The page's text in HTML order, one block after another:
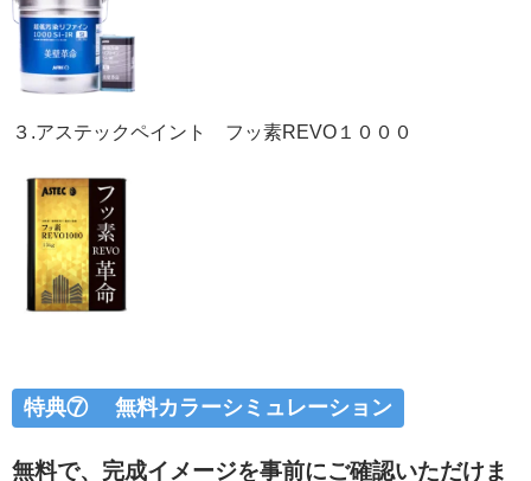
３.アステックペイント フッ素REVO１０００
特典⑦ 無料カラーシミュレーション
無料で、完成イメージを事前にご確認いただけま